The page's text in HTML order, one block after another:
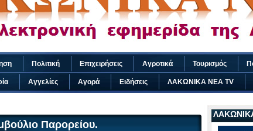
Παρορείου.
Πολιτική Επιχειρήσεις Αγροτικά Τουρισμός
Αγγελίες Αγορά Ειδήσεις ΛΑΚΩΝΙΚΑ ΝΕΑ TV